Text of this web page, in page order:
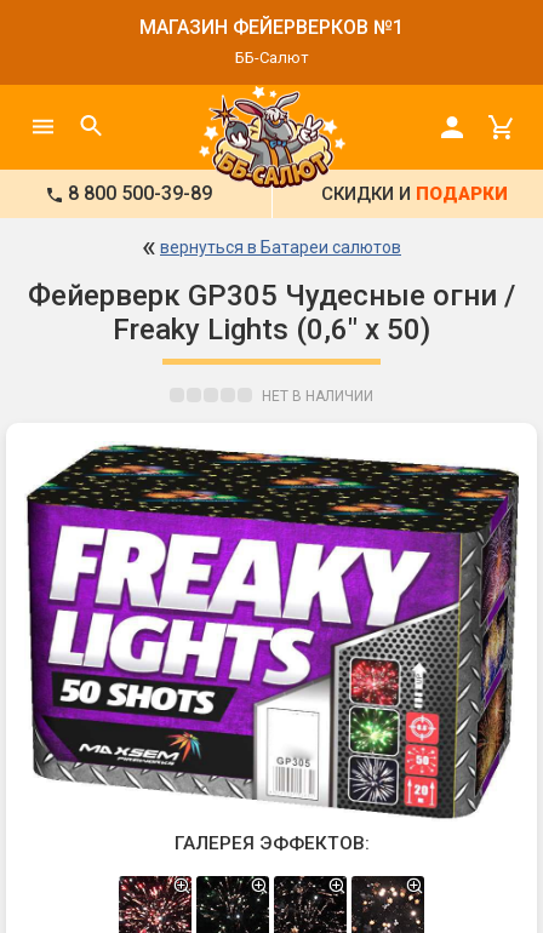
МАГАЗИН ФЕЙЕРВЕРКОВ №1
ББ-Салют
8 800 500-39-89 СКИДКИ И ПОДАРКИ
« вернуться в Батареи салютов
Фейерверк GP305 Чудесные огни /
Freaky Lights (0,6" х 50)
НЕТ В НАЛИЧИИ
ГАЛЕРЕЯ ЭФФЕКТОВ: